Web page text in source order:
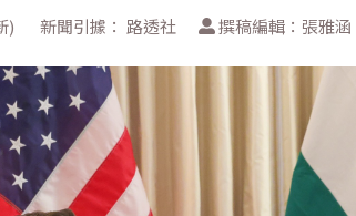
) 新聞引據： 路透社 撰稿編輯：張雅涵